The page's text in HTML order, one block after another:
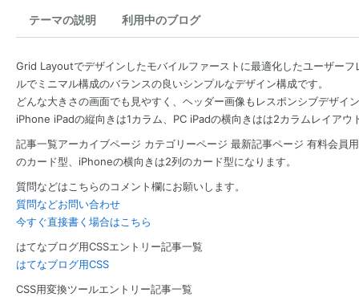
テーマの説明 利用中のブログ
Grid Layoutでデザインしたモバイルファーストに最適化したユーザー
ルでミニマル構成のバランスの良いシンプルなデザイン構成です。
どんな大きさの画面でも見やすく、ヘッダー画像もレスポンシブデザイ
iPhone iPadの縦向きは1カラム、PC iPadの横向きはは2カラムレイアウ
記事一覧アーカイブページ カテゴリーページ 最新記事ページ 有料会員
のカード型、iPhoneの横向きは2列のカード型になります。
質問などはこちらのコメント欄にお願いします。
質問などお問い合わせ
今すぐ直接書く場合はこちら
はてなブログ用CSSエントリー記事一覧
はてなブログ用CSS
CSS用変換ツールエントリー記事一覧